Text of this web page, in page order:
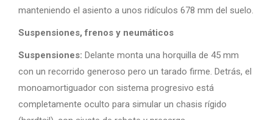
manteniendo el asiento a unos ridículos 678 mm del suelo.
Suspensiones, frenos y neumáticos
Suspensiones: Delante monta una horquilla de 45 mm
con un recorrido generoso pero un tarado firme. Detrás, el
monoamortiguador con sistema progresivo está
completamente oculto para simular un chasis rígido